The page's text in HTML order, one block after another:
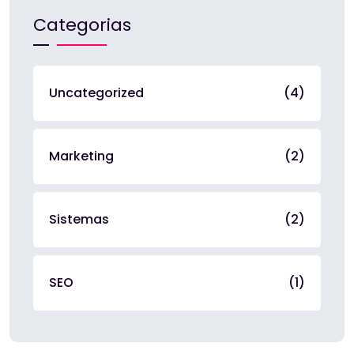
Categorias
Uncategorized (4)
Marketing (2)
Sistemas (2)
SEO (1)